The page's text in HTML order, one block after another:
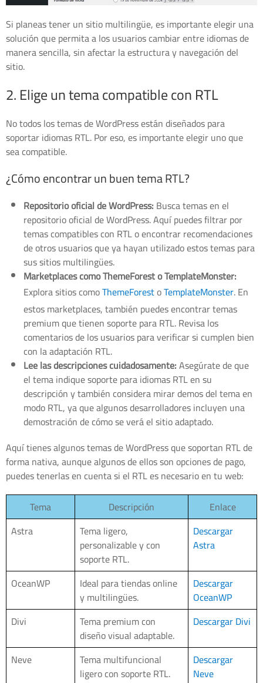
Si planeas tener un sitio multilingüe, es importante elegir una
solución que permita a los usuarios cambiar entre idiomas de
manera sencilla, sin afectar la estructura y navegación del
sitio.
2. Elige un tema compatible con RTL
No todos los temas de WordPress están diseñados para
soportar idiomas RTL. Por eso, es importante elegir uno que
sea compatible.
¿Cómo encontrar un buen tema RTL?
Repositorio oficial de WordPress: Busca temas en el
repositorio oficial de WordPress. Aquí puedes filtrar por
temas compatibles con RTL o encontrar recomendaciones
de otros usuarios que ya hayan utilizado estos temas para
sus sitios multilingües.
Marketplaces como ThemeForest o TemplateMonster:
Explora sitios comoThemeForestoTemplateMonster. En
estos marketplaces, también puedes encontrar temas
premium que tienen soporte para RTL. Revisa los
comentarios de los usuarios para verificar si cumplen bien
con la adaptación RTL.
Lee las descripciones cuidadosamente:Asegúrate de que
el tema indique soporte para idiomas RTL en su
descripción y también considera mirar demos del tema en
modo RTL, ya que algunos desarrolladores incluyen una
demostración de cómo se verá el sitio adaptado.
Aquí tienes algunos temas de WordPress que soportan RTL de
forma nativa, aunque algunos de ellos son opciones de pago,
puedes tenerlas en cuenta si el RTL es necesario en tu web:
Tema
Descripción
Enlace
Astra
Tema ligero,
personalizable y con
soporte RTL.
Descargar
Astra
OceanWP
Ideal para tiendas online
y multilingües.
Descargar
OceanWP
Divi
Tema premium con
diseño visual adaptable.
Descargar Divi
Neve
Tema multifuncional
ligero con soporte RTL.
Descargar
Neve